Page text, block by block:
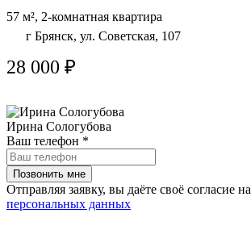
57 м², 2-комнатная квартира
г Брянск, ул. Советская, 107
28 000 ₽
Ирина Сологубова
Ваш телефон *
Отправляя заявку, вы даёте своё согласие на
персональных данных